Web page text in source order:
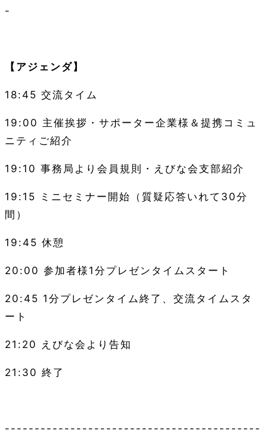
-
【アジェンダ】
18:45 交流タイム
19:00 主催挨拶・サポーター企業様＆提携コミュ
ニティご紹介
19:10 事務局より会員規則・えびな会支部紹介
19:15 ミニセミナー開始（質疑応答いれて 30分
間）
19:45 休憩
20:00 参加者様1分プレゼンタイムスタート
20:45 1分 プレゼンタイム終了、交流タイムスタ
ート
21:20 えびな会より告知
21:30 終了
-------------------------------------------